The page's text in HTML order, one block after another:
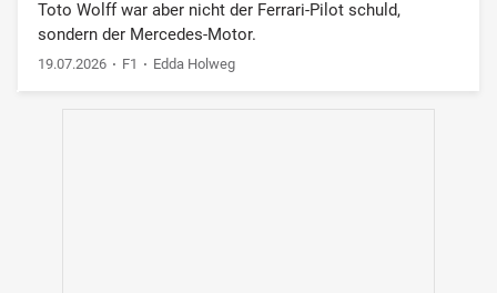
Toto Wolff war aber nicht der Ferrari-Pilot schuld,
sondern der Mercedes-Motor.
19.07.2026 F1 Edda Holweg